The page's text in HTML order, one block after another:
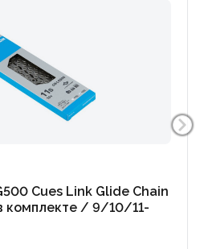
Cues Link Glide Chain
комплекте / 9/10/11-